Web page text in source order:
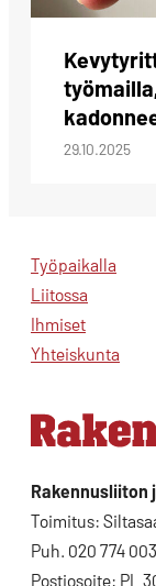
29.10.2025
Työpaikalla
Liitossa
Ihmiset
Yhteiskunta
Rakennusliiton
Toimitus:
Puh. 020 774 003
Postiosoite: PL